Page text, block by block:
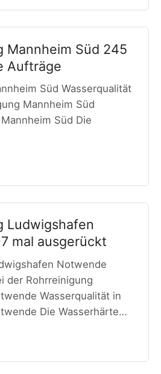
Mannheim Süd 245
Aufträge
Süd Wasserqualität
Mannheim Süd
Süd Die
Ludwigshafen
mal ausgerückt
Notwende
der Rohrreinigung
Wasserqualität in
Die Wasserhärte…